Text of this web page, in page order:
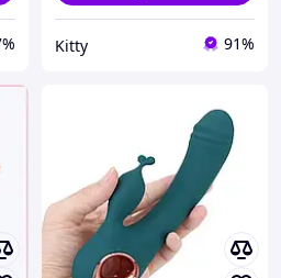
Kitty 91%